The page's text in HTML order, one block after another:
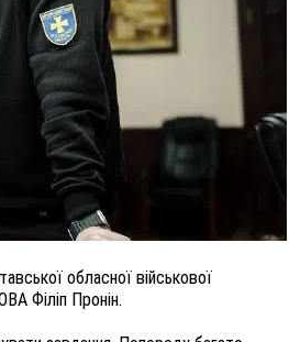
обласної військової
Філіп Пронін.
ОТРИМАНИХ НА ВІЙНІ,
ВОЙТИК